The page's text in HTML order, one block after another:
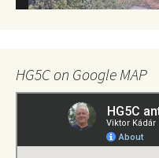
HG5C on Google MAP